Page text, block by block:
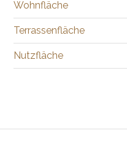
Wohnfläche
Terrassenfläche
Nutzfläche